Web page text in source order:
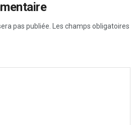
pas publiée. Les champs obligatoires